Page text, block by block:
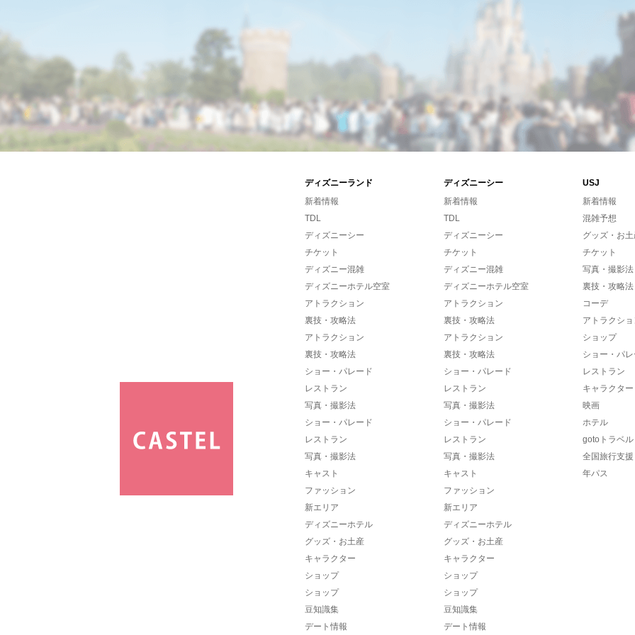
ディズニーランド ディズニーシー
USJ
新着情報
TDL
ディズニーシー
チケット
ディズニー混雑
ディズニーホテル空室
アトラクション
裏技・攻略法
アトラクション
裏技・攻略法
ショー・パレード
レストラン
写真・撮影法
ショー・パレード
レストラン
写真・撮影法
キャスト
ファッション
新エリア
ディズニーホテル
グッズ・お土産
キャラクター
ショップ
ショップ
豆知識集
デート情報
新着情報
TDL
ディズニーシー
チケット
ディズニー混雑
ディズニーホテル空室
アトラクション
裏技・攻略法
アトラクション
裏技・攻略法
ショー・パレード
レストラン
写真・撮影法
ショー・パレード
レストラン
写真・撮影法
キャスト
ファッション
新エリア
ディズニーホテル
グッズ・お土産
キャラクター
ショップ
ショップ
豆知識集
デート情報
新着情報
混雑予想
グッズ・お
チケット
写真・撮影法
裏技・攻略法
コーデ
アトラクシ
ショップ
ショー・パ
レストラン
キャラクター
映画
ホテル
gotoトラベル
全国旅行支援
年パス